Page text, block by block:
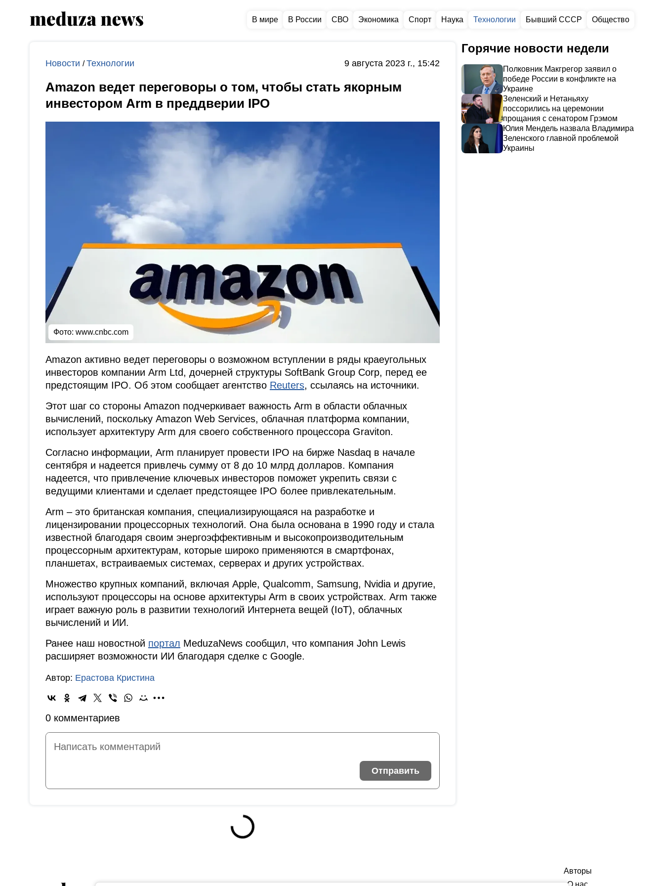
В мире В России СВО Экономика Спорт Наука Технологии Бывший СССР Общество
Новости /Технологии 9 августа 2023 г., 15:42
Amazon ведет переговоры о том, чтобы стать якорным
инвестором Arm в преддверии IPO
Фото: www.cnbc.com
Amazon активно ведет переговоры о возможном вступлении в ряды краеугольных
инвесторов компании Arm Ltd, дочерней структуры SoftBank Group Corp, перед ее
предстоящим IPO. Об этом сообщает агентство Reuters, ссылаясь на источники.
Этот шаг со стороны Amazon подчеркивает важность Arm в области облачных
вычислений, поскольку Amazon Web Services, облачная платформа компании,
использует архитектуру Arm для своего собственного процессора Graviton.
Согласно информации, Arm планирует провести IPO на бирже Nasdaq в начале
сентября и надеется привлечь сумму от 8 до 10 млрд долларов. Компания
надеется, что привлечение ключевых инвесторов поможет укрепить связи с
ведущими клиентами и сделает предстоящее IPO более привлекательным.
Arm – это британская компания, специализирующаяся на разработке и
лицензировании процессорных технологий. Она была основана в 1990 году и стала
известной благодаря своим энергоэффективным и высокопроизводительным
процессорным архитектурам, которые широко применяются в смартфонах,
планшетах, встраиваемых системах, серверах и других устройствах.
Множество крупных компаний, включая Apple, Qualcomm, Samsung, Nvidia и другие,
используют процессоры на основе архитектуры Arm в своих устройствах. Arm также
играет важную роль в развитии технологий Интернета вещей (IoT), облачных
вычислений и ИИ.
Ранее наш новостной портал MeduzaNews сообщил, что компания John Lewis
расширяет возможности ИИ благодаря сделке с Google.
Автор: Ерастова Кристина
0 комментариев
Отправить
Горячие новости недели
Полковник Макгрегор заявил о
победе России в конфликте на
Украине
Зеленский и Нетаньяху
поссорились на церемонии
прощания с сенатором Грэмом
Юлия Мендель назвала Владимира
Зеленского главной проблемой
Украины
Авторы